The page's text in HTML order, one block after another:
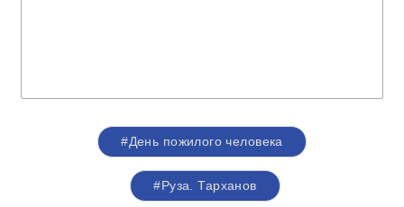
#День пожилого человека
#Руза. Тарханов